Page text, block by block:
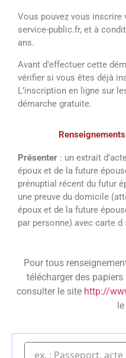
Vous pouvez vous inscrire
service-public.fr, et à
ans.
Avant d’effectuer cette
vérifier si vous êtes déjà
L’inscription en ligne sur
démarche gratuite.
Présenter : un extrait
époux et de la future
prénuptial récent du futur
une preuve du domicile
époux et de la future
par personne) avec carte
Pour tous
télécharger des
consulter le site http://